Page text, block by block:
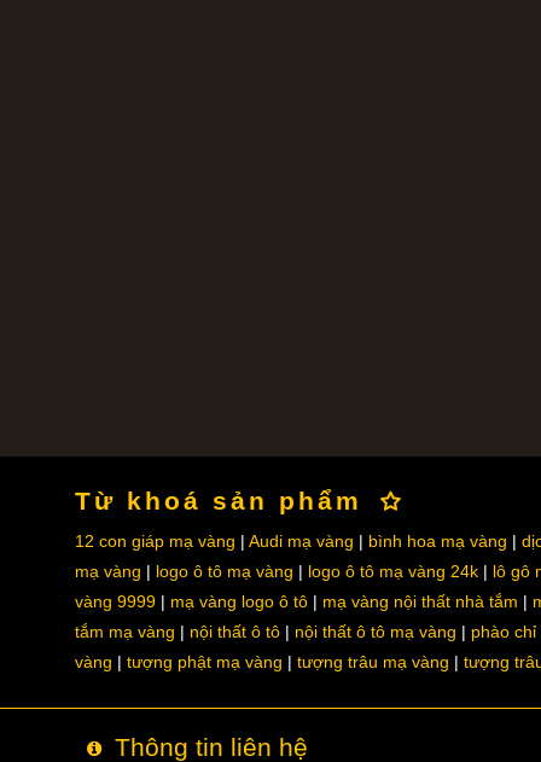
Từ khoá sản phẩm
12 con giáp mạ vàng Audi mạ vàng bình hoa mạ vàng
mạ vàng
logo ô tô mạ vàng logo ô tô mạ vàng 24k
lô gô
vàng 9999
mạ vàng logo ô tô mạ vàng nội thất nhà tắm
tắm mạ vàng
nội thất ô tô nội thất ô tô mạ vàng
phào chỉ
vàng
tượng phật mạ vàng tượng trâu mạ vàng tượng
Thông tin liên hệ